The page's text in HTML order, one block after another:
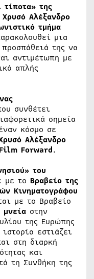
τίποτα» της
Χρυσό Αλέξανδρο
τμήμα
μια
της να
αντιμέτωπη με
απλής
συνθέτει
σημεία
κόσμο σε
Αλέξανδρο
Forward.
του
με το Βραβείο της
Κινηματογράφου
με το Βραβείο
μνεία στην
της Ευρώπης
εστιάζει
στη διαρκή
και
τη Συνθήκη της